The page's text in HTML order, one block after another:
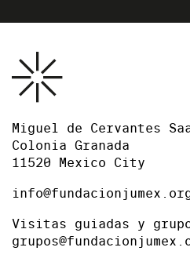
Miguel de Cervantes
Colonia Granada
11520 Mexico City
Visitas guiadas y